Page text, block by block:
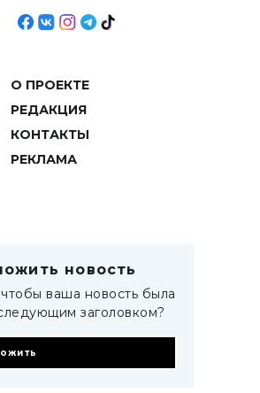
О ПРОЕКТЕ
РЕДАКЦИЯ
КОНТАКТЫ
РЕКЛАМА
новость
ваша новость была
заголовком?